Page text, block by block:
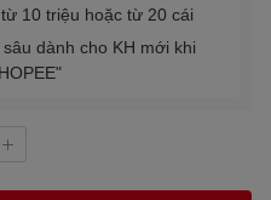
10 triệu hoặc từ 20 cái
dành cho KH mới khi